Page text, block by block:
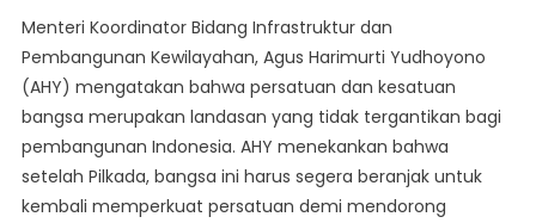
Menteri Koordinator Bidang Infrastruktur dan
Pembangunan Kewilayahan, Agus Harimurti Yudhoyono
(AHY) mengatakan bahwa persatuan dan kesatuan
bangsa merupakan landasan yang tidak tergantikan bagi
pembangunan Indonesia. AHY menekankan bahwa
setelah Pilkada, bangsa ini harus segera beranjak untuk
kembali memperkuat persatuan demi mendorong